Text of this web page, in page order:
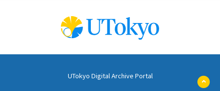
UTokyo Digital Archive Portal
ペ